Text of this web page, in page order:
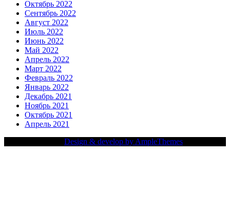
Октябрь 2022
Сентябрь 2022
Август 2022
Июль 2022
Июнь 2022
Май 2022
Апрель 2022
Март 2022
Февраль 2022
Январь 2022
Декабрь 2021
Ноябрь 2021
Октябрь 2021
Апрель 2021
Design & develop by AmpleThemes